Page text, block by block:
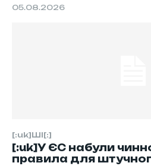
05.08.2026
[:uk]ШІ[:]
[:uk]У ЄС набули
правила для